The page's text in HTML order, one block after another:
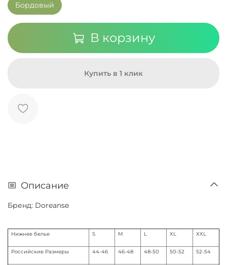
В корзину
Купить в 1 клик
Бордовый
Описание
Бренд: Doreanse
Нижнее белье S M L XL XXL
Российские Размеры 44-46 46-48 48-50 50-52 52-54